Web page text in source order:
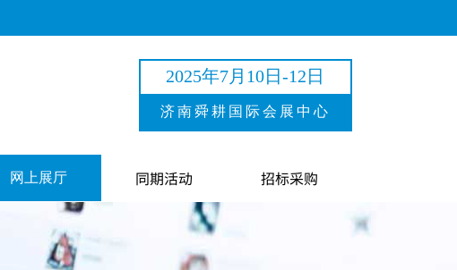
2025年7月10日-12日
济南舜耕国际会展中心
网上展厅 同期活动 招标采购